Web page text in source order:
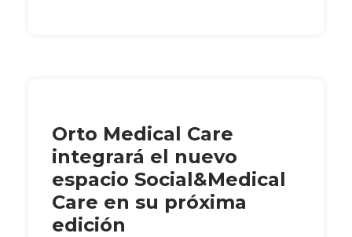
Orto Medical Care
integrará el nuevo
espacio Social&Medical
Care en su próxima
edición